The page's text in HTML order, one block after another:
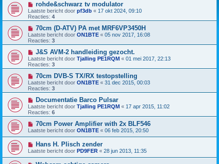
rohde&schwarz tv modulator
Laatste bericht door pf3db « 17 okt 2024, 09:10
Reacties: 4
70cm (D-ATV) PA met MRF6VP3450H
Laatste bericht door ON1BTE « 05 nov 2017, 16:08
Reacties: 3
J&S AVM-2 handleiding gezocht.
Laatste bericht door Tjalling PE1RQM « 01 mei 2017, 22:13
Reacties: 3
70cm DVB-S TX/RX testopstelling
Laatste bericht door ON1BTE « 31 dec 2015, 00:03
Reacties: 3
Documentatie Barco Pulsar
Laatste bericht door Tjalling PE1RQM « 17 apr 2015, 11:02
Reacties: 6
70cm Power Amplifier with 2x BLF546
Laatste bericht door ON1BTE « 06 feb 2015, 20:50
Hans H. Plisch zender
Laatste bericht door PD9FER « 28 jun 2013, 11:35